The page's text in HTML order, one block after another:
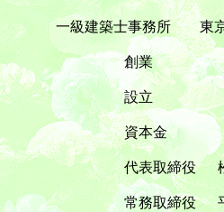
士事務所 東京都知事
昭和
平成３年
金 １,００
取締役 松岡
取締役 平綱